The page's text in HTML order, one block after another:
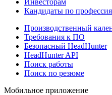
Кандидаты по
Производственный
Требования к ПО
Безопасный HeadHunter
HeadHunter API
Поиск работы
Поиск по резюме
Мобильное приложение